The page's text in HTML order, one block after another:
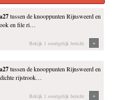
a27tussen de knooppunten Rijnsweerd en
en file ri…
+
Bekijk 1 soortgelijk bericht
a27tussen de knooppunten Rijnsweerd en
dichte rijstrook…
+
Bekijk 1 soortgelijk bericht